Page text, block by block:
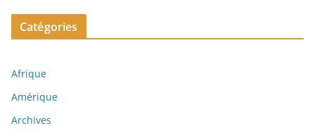
Catégories
Afrique
Amérique
Archives